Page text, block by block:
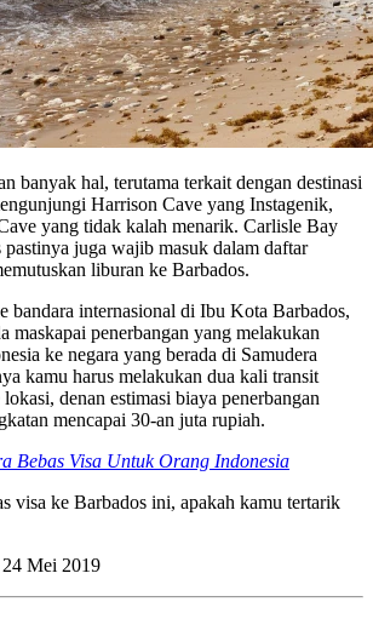
banyak hal, terutama terkait dengan destinasi
Harrison Cave yang Instagenik,
yang tidak kalah menarik. Carlisle Bay
pastinya juga wajib masuk dalam daftar
liburan ke Barbados.
bandara internasional di Ibu Kota Barbados,
maskapai penerbangan yang melakukan
ke negara yang berada di Samudera
kamu harus melakukan dua kali transit
denan estimasi biaya penerbangan
mencapai 30-an juta rupiah.
Bebas Visa Untuk Orang Indonesia
visa ke Barbados ini, apakah kamu tertarik
24 Mei 2019